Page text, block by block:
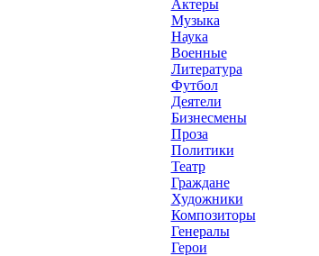
Актеры
Музыка
Наука
Военные
Литература
Футбол
Деятели
Бизнесмены
Проза
Политики
Театр
Граждане
Художники
Композиторы
Генералы
Герои